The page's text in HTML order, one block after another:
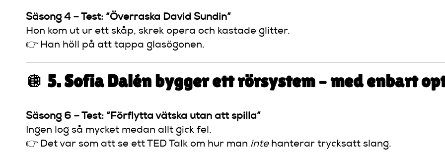
Säsong 4 – Test: “Överraska David Sundin”
Hon kom ut ur ett skåp, skrek opera och kastade glitter.
👉 Han höll på att tappa glasögonen.
🪩 5. Sofia Dalén bygger ett rörsystem – med enbart
Säsong 6 – Test: “Förflytta vätska utan att spilla”
Ingen log så mycket medan allt gick fel.
👉 Det var som att se ett TED Talk om hur man intehanterar trycksatt slang.